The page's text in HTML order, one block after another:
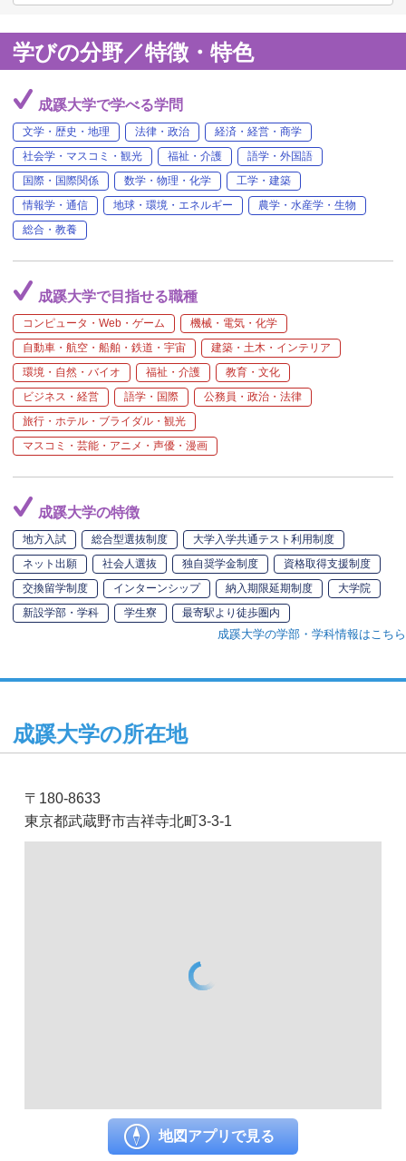
学びの分野／特徴・特色
成蹊大学で学べる学問
文学・歴史・地理 法律・政治
経済・経営・商学
社会学・マスコミ・観光
福祉・介護
語学・外国語
国際・国際関係
数学・物理・化学
工学・建築
情報学・通信
地球・環境・エネルギー
農学・水産学・生物
総合・教養
成蹊大学で目指せる職種
コンピュータ・Web・ゲーム
機械・電気・化学
自動車・航空・船舶・鉄道・宇宙
建築・土木・インテリア
環境・自然・バイオ
福祉・介護
教育・文化
ビジネス・経営
語学・国際
公務員・政治・法律
旅行・ホテル・ブライダル・観光
マスコミ・芸能・アニメ・声優・漫画
成蹊大学の特徴
地方入試 総合型選抜制度
大学入学共通テスト利用制度
ネット出願
社会人選抜 独自奨学金制度
資格取得支援制度
交換留学制度
インターンシップ 納入期限延期制度
大学院
新設学部・学科
学生寮 最寄駅より徒歩圏内
成蹊大学の学部・学科情報はこちら
成蹊大学の所在地
〒180-8633
東京都武蔵野市吉祥寺北町3-3-1
地図アプリで見る